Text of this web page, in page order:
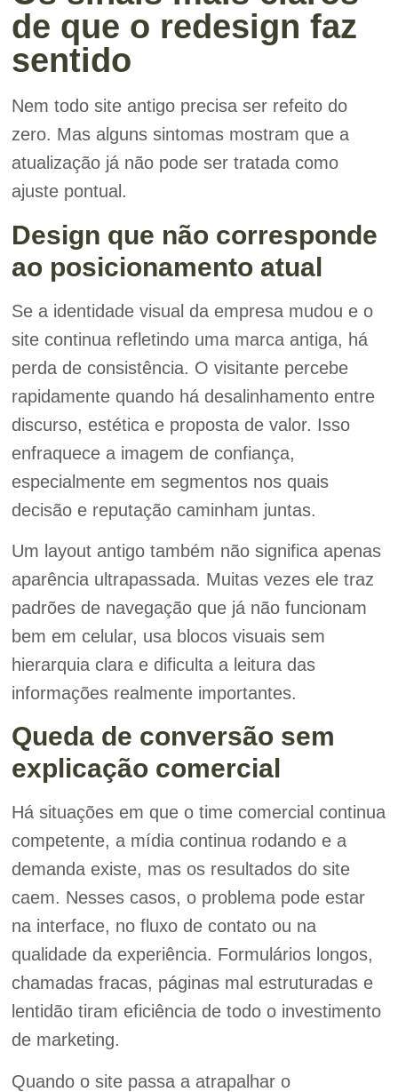
de que o redesign faz
sentido
Nem todo site antigo precisa ser refeito do
zero. Mas alguns sintomas mostram que a
atualização já não pode ser tratada como
ajuste pontual.
Design que não corresponde
ao posicionamento atual
Se a identidade visual da empresa mudou e o
site continua refletindo uma marca antiga, há
perda de consistência. O visitante percebe
rapidamente quando há desalinhamento entre
discurso, estética e proposta de valor. Isso
enfraquece a imagem de confiança,
especialmente em segmentos nos quais
decisão e reputação caminham juntas.
Um layout antigo também não significa apenas
aparência ultrapassada. Muitas vezes ele traz
padrões de navegação que já não funcionam
bem em celular, usa blocos visuais sem
hierarquia clara e dificulta a leitura das
informações realmente importantes.
Queda de conversão sem
explicação comercial
Há situações em que o time comercial continua
competente, a mídia continua rodando e a
demanda existe, mas os resultados do site
caem. Nesses casos, o problema pode estar
na interface, no fluxo de contato ou na
qualidade da experiência. Formulários longos,
chamadas fracas, páginas mal estruturadas e
lentidão tiram eficiência de todo o investimento
de marketing.
Quando o site passa a atrapalhar o